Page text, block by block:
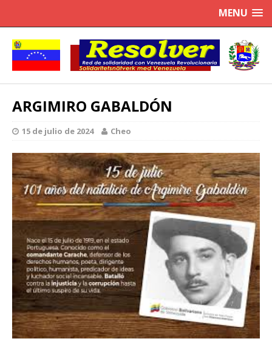
MENU
ARGIMIRO GABALDÓN
15 de julio de 2024 Cheo